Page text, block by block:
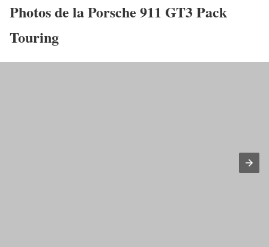
Photos de la Porsche 911 GT3 Pack
Touring